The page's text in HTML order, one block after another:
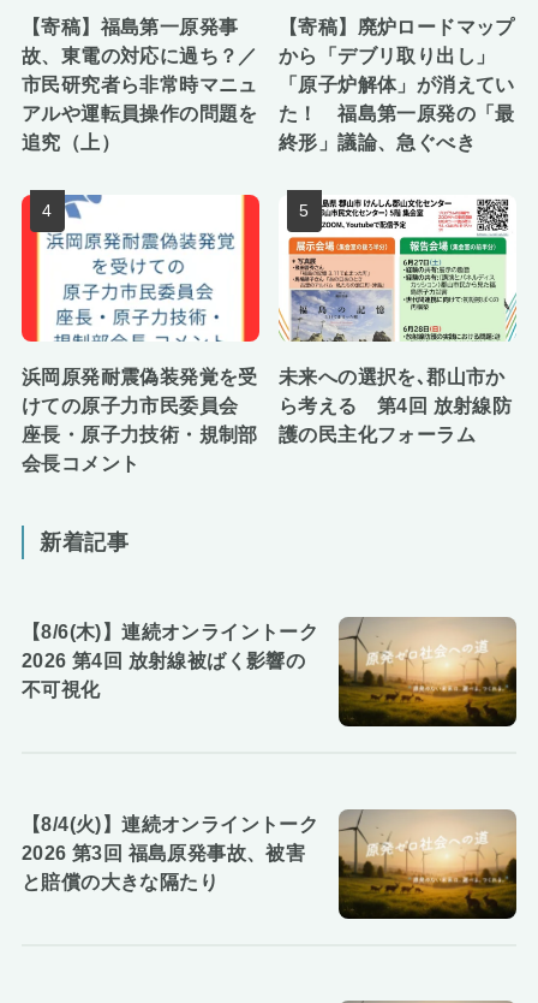
【寄稿】福島第一原発事
故、東電の対応に過ち？／
市民研究者ら非常時マニュ
アルや運転員操作の問題を
追究（上）
【寄稿】廃炉ロードマップ
から「デブリ取り出し」
「原子炉解体」が消えてい
た！ 福島第一原発の「最
終形」議論、急ぐべき
浜岡原発耐震偽装発覚を受
けての原子力市民委員会
座長・原子力技術・規制部
会長コメント
未来への選択を､郡山市か
ら考える 第4回 放射線防
護の民主化フォーラム
新着記事
【8/6(木)】連続オンライントーク
2026 第4回 放射線被ばく影響の
不可視化
【8/4(火)】連続オンライントーク
2026 第3回 福島原発事故、被害
と賠償の大きな隔たり